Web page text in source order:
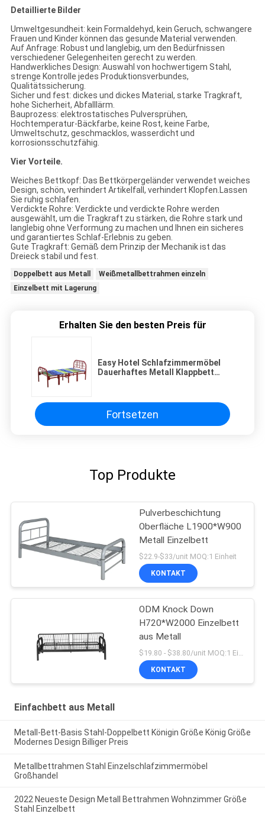
Detaillierte Bilder
Umweltgesundheit: kein Formaldehyd, kein Geruch, schwangere
Frauen und Kinder können das gesunde Material verwenden.
Auf Anfrage: Robust und langlebig, um den Bedürfnissen
verschiedener Gelegenheiten gerecht zu werden.
Handwerkliches Design: Auswahl von hochwertigem Stahl,
strenge Kontrolle jedes Produktionsverbundes,
Qualitätssicherung.
Sicher und fest: dickes und dickes Material, starke Tragkraft,
hohe Sicherheit, Abfalllärm.
Bauprozess: elektrostatisches Pulversprühen,
Hochtemperatur-Bäckfarbe, keine Rost, keine Farbe,
Umweltschutz, geschmacklos, wasserdicht und
korrosionsschutzfähig.
Vier Vorteile.
Weiches Bettkopf: Das Bettkörpergeländer verwendet weiches
Design, schön, verhindert Artikelfall, verhindert Klopfen.Lassen
Sie ruhig schlafen.
Verdickte Rohre: Verdickte und verdickte Rohre werden
ausgewählt, um die Tragkraft zu stärken, die Rohre stark und
langlebig ohne Verformung zu machen und Ihnen ein sicheres
und garantiertes Schlaf-Erlebnis zu geben.
Gute Tragkraft: Gemäß dem Prinzip der Mechanik ist das
Dreieck stabil und fest.
Doppelbett aus Metall
Weißmetallbettrahmen einzeln
Einzelbett mit Lagerung
Erhalten Sie den besten Preis für
Easy Hotel Schlafzimmermöbel
Dauerhaftes Metall Klappbett
Fortsetzen
Top Produkte
Pulverbeschichtung
Oberfläche L1900*W900
Metall Einzelbett
$22.9-$33/unit MOQ:1 Einheit
KONTAKT
ODM Knock Down
H720*W2000 Einzelbett
aus Metall
KONTAKT
Einfachbett aus Metall
Metall-Bett-Basis Stahl-Doppelbett Königin Größe König Größe
Modernes Design Billiger Preis
Metallbettrahmen Stahl Einzelschlafzimmermöbel
Großhandel
2022 Neueste Design Metall Bettrahmen Wohnzimmer Größe
Stahl Einzelbett